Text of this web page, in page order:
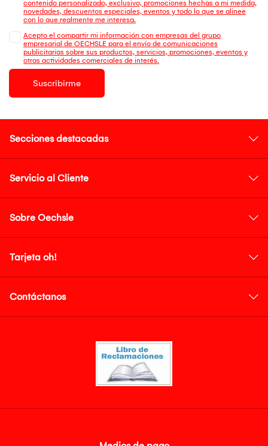
contenido personalizado, exclusivo, promociones hechas a mi medida,
novedades, descuentos especiales, eventos y todo lo que se alinee
con lo que realmente me interesa.
Acepto el compartir mi información con empresas del grupo
empresarial de OECHSLE para el envío de comunicaciones
publicitarias sobre sus productos, servicios, promociones, eventos y
otras actividades comerciales de interés.
Suscribirme
Secciones destacadas
Servicio al Cliente
Sobre Oechsle
Tarjeta oh!
Contáctanos